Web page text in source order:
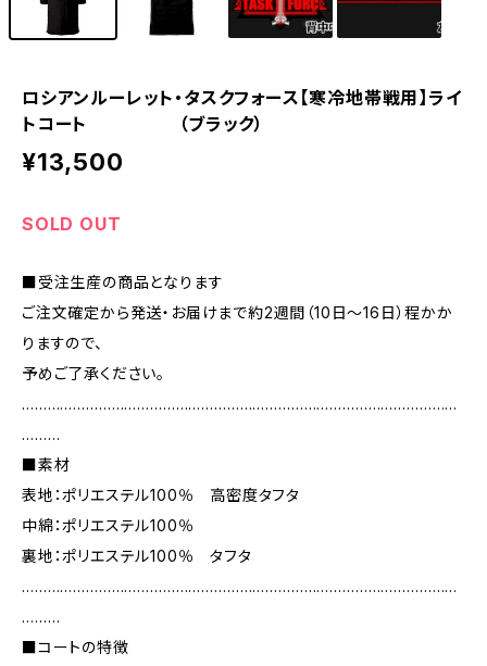
ロシアンルーレット・タスクフォース【寒冷地帯戦用】ライ
トコート （ブラック）
¥13,500
SOLD OUT
■受注生産の商品となります
ご注文確定から発送・お届けまで約2週間（10日～16日）程かか
りますので、
予めご了承ください。
…………………………………………………………………………………………
………
■素材
表地：ポリエステル100％ 高密度タフタ
中綿：ポリエステル100％
裏地：ポリエステル100％ タフタ
…………………………………………………………………………………………
………
■コートの特徴